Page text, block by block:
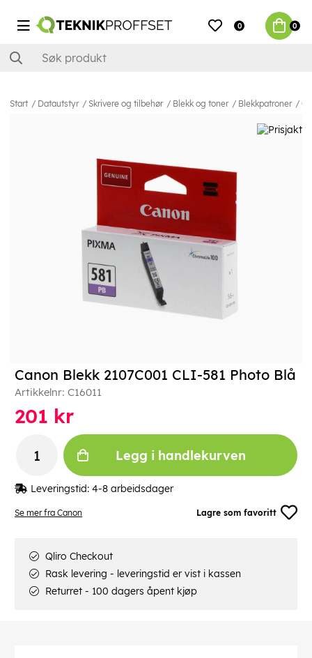
0 0
Start Datautstyr Skrivere og tilbehør Blekk og toner Blekkpatroner
Se mer fra Canon Lagre som favoritt
Canon Blekk 2107C001 CLI-581 Photo Blå
Artikkelnr: C16011
201 kr
Legg i handlekurven
Leveringstid: 4-8 arbeidsdager
Qliro Checkout
Rask levering - leveringstid er vist i kassen
Returret - 100 dagers åpent kjøp